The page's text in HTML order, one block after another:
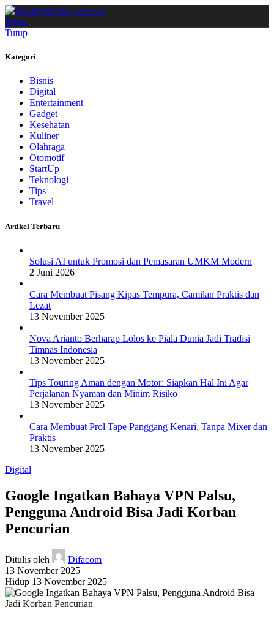
Menu
Tutup
Kategori
Bisnis
Digital
Entertainment
Gadget
Kesehatan
Kuliner
Olahraga
Otomotif
StartUp
Teknologi
Tips
Travel
Artikel Terbaru
Solusi AI untuk Promosi dan Pemasaran UMKM Modern
2 Juni 2026
Cara Membuat Pisang Kipas Tempura, Camilan Praktis dan
Lezat
13 November 2025
Nova Arianto Berharap Lolos ke Piala Dunia Jadi Tradisi
Timnas Indonesia
13 November 2025
Tips Touring Aman dengan Motor: Siapkan Hal Ini Agar
Perjalanan Nyaman dan Minim Risiko
13 November 2025
Cara Membuat Prol Tape Panggang Kenari, Tanpa Mixer dan
Praktis
13 November 2025
Digital
Google Ingatkan Bahaya VPN Palsu,
Pengguna Android Bisa Jadi Korban
Pencurian
Ditulis oleh
Difacom
13 November 2025
Hidup 13 November 2025